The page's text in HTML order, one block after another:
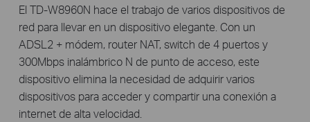
El TD-W8960N hace el trabajo de varios dispositivos de
red para llevar en un dispositivo elegante. Con un
ADSL2 + módem, router NAT, switch de 4 puertos y
300Mbps inalámbrico N de punto de acceso, este
dispositivo elimina la necesidad de adquirir varios
dispositivos para acceder y compartir una conexión a
internet de alta velocidad.